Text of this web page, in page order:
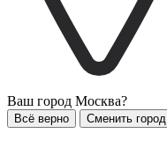
Ваш город Москва?
Всё верно Сменить город